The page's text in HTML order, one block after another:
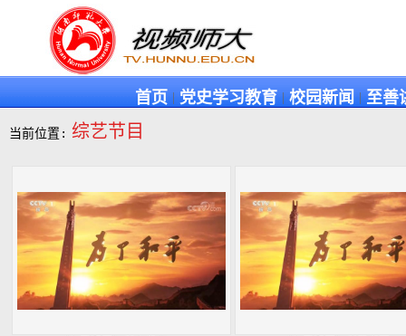
首页|党史学习教育|校园新闻|至善
当前位置: 综艺节目